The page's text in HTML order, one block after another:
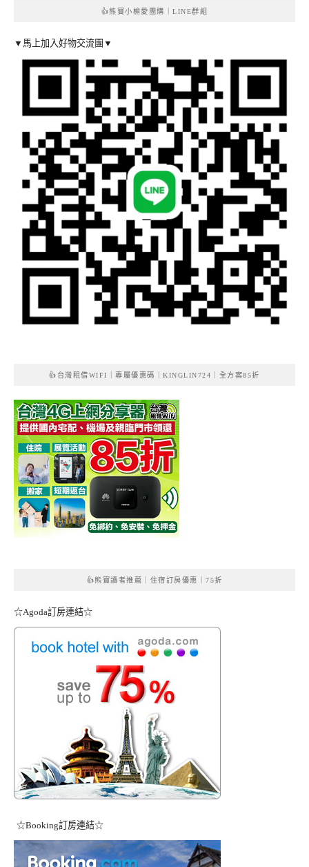
👍熊寶小榆愛團購｜LINE群組
▼馬上加入好物交流團▼
👍台灣租借WIFI｜專屬優惠碼｜KINGLIN724｜全方案85折
👍熊寶讀者推薦｜住宿訂房優惠｜75折
☆Agoda訂房連結☆
☆Booking訂房連結☆